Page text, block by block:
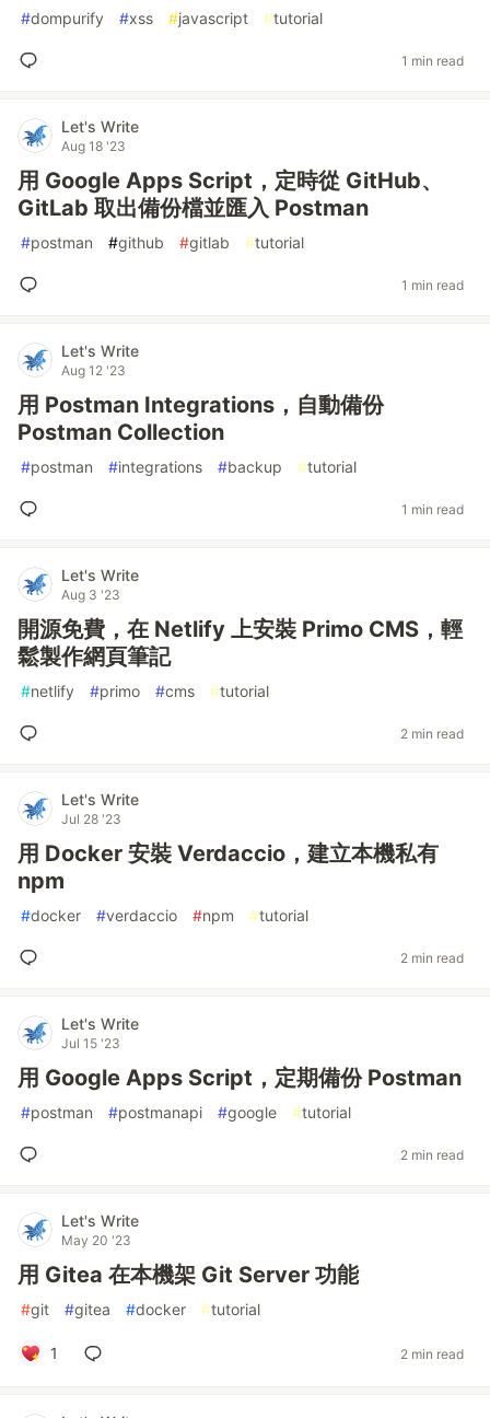
#dompurify #xss #javascript #tutorial
1 min read
Let's Write
Aug 18 '23
用 Google Apps Script，定時從 GitHub、
GitLab 取出備份檔並匯入 Postman
#postman #github #gitlab #tutorial
1 min read
Let's Write
Aug 12 '23
用 Postman Integrations，自動備份
Postman Collection
#postman #integrations #backup #tutorial
1 min read
Let's Write
Aug 3 '23
開源免費，在 Netlify 上安裝 Primo CMS，輕
鬆製作網頁筆記
#netlify #primo #cms #tutorial
2 min read
Let's Write
Jul 28 '23
用 Docker 安裝 Verdaccio，建立本機私有
npm
#docker #verdaccio #npm #tutorial
2 min read
Let's Write
Jul 15 '23
用 Google Apps Script，定期備份 Postman
#postman #postmanapi #google #tutorial
2 min read
Let's Write
May 20 '23
用 Gitea 在本機架 Git Server 功能
#git #gitea #docker #tutorial
1 2 min read